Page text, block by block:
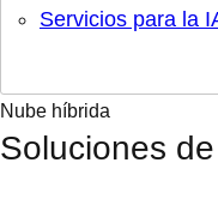
Servicios para la
Nube híbrida
Soluciones